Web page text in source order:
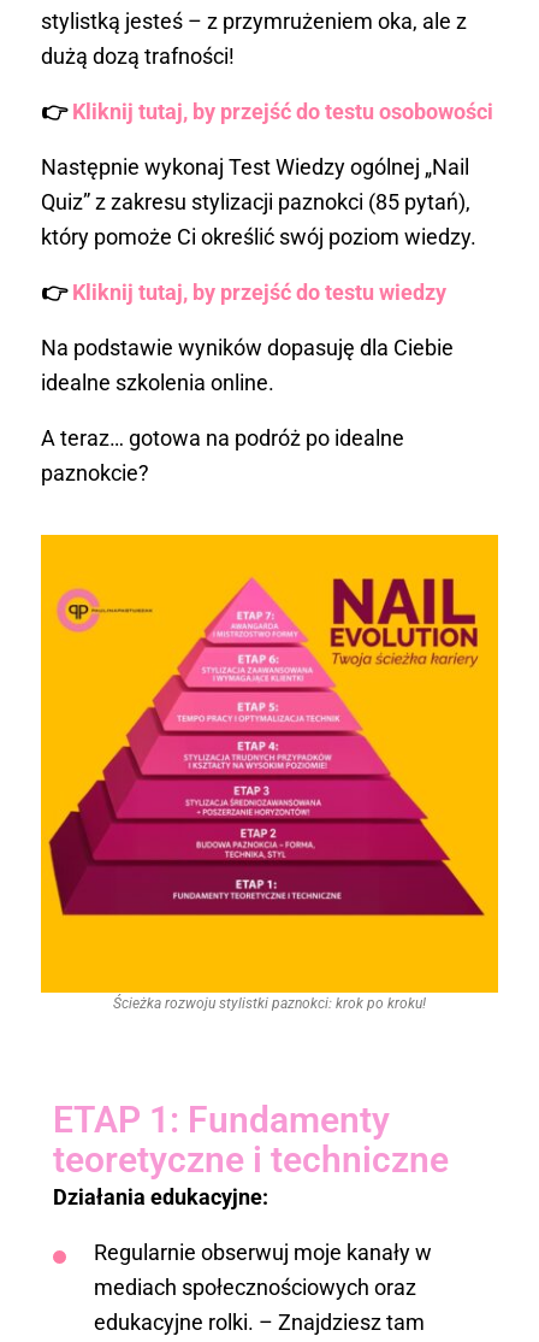
stylistką jesteś – z przymrużeniem oka, ale z
dużą dozą trafności!
👉Kliknij tutaj, by przejść do testu osobowości
Następnie wykonaj Test Wiedzy ogólnej „Nail
Quiz” z zakresu stylizacji paznokci (85 pytań),
który pomoże Ci określić swój poziom wiedzy.
👉Kliknij tutaj, by przejść do testu wiedzy
Na podstawie wyników dopasuję dla Ciebie
idealne szkolenia online.
A teraz… gotowa na podróż po idealne
paznokcie?
Ścieżka rozwoju stylistki paznokci: krok po kroku!
ETAP 1: Fundamenty
teoretyczne i techniczne
Działania edukacyjne:
Regularnie obserwuj moje kanały w
mediach społecznościowych oraz
edukacyjne rolki. – Znajdziesz tam